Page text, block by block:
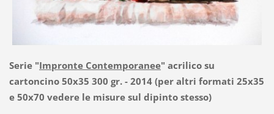
Serie "Impronte Contemporanee" acrilico su
cartoncino 50x35 300 gr. - 2014 (per altri formati 25x35
e 50x70 vedere le misure sul dipinto stesso)